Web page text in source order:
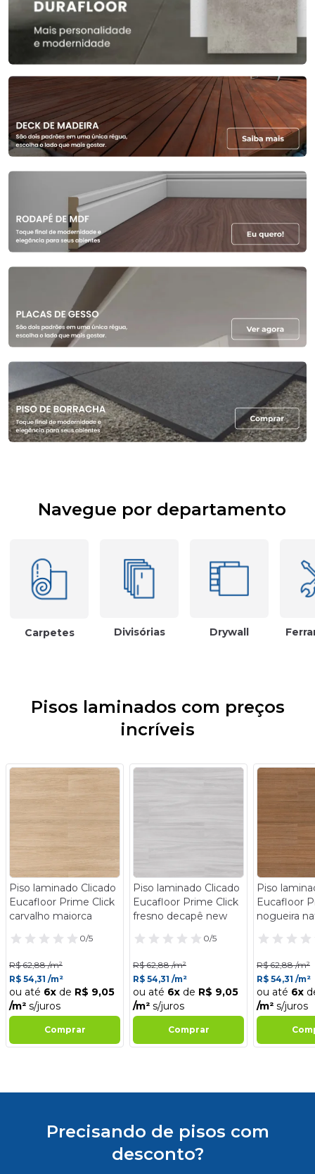
Navegue por departamento
Carpetes Divisórias Drywall
Pisos laminados com preços
incríveis
Piso laminado Clicado
Eucafloor Prime Click
carvalho maiorca
0/5
R$ 62,88 /m²
R$ 54,31 /m²
ou até 6x de R$ 9,05
/m² s/juros
Comprar
Piso laminado Clicado
Eucafloor Prime Click
fresno decapê new
0/5
R$ 62,88 /m²
R$ 54,31 /m²
ou até 6x de R$ 9,05
/m² s/juros
Comprar
Piso
Eucafloor
nogueira
R$ 62,88 /m²
R$ 54,31 /m²
ou até 6x
/m² s/juros
Precisando de pisos com
desconto?